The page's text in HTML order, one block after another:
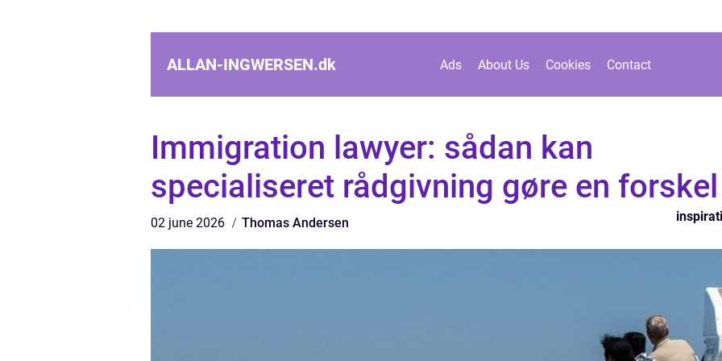
ALLAN-INGWERSEN.dk Ads About Us Cookies Contact
Immigration lawyer: sådan kan
specialiseret rådgivning gøre en forskel
02 june 2026 Thomas Andersen